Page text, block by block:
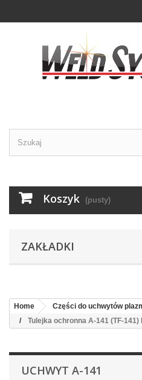
Koszyk (pusty)
ZAKŁADKI
Home Części do uchwytów
Tulejka ochronna A-141 (TF-141)
UCHWYT A-141